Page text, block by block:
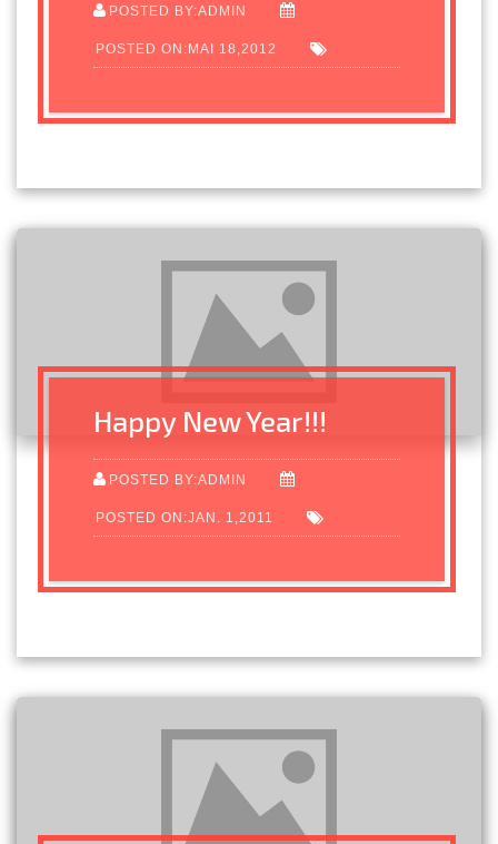
POSTED BY:ADMIN
POSTED ON:MAI 18,2012
Happy New Year!!!
POSTED BY:ADMIN
POSTED ON:JAN. 1,2011